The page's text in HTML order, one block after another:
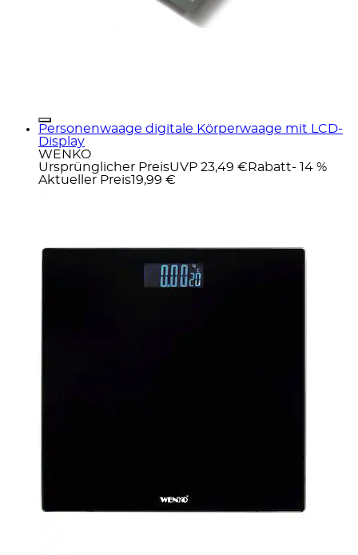
Personenwaage digitale Körperwaage mit LCD-
Display
WENKO
Ursprünglicher PreisUVP 23,49 € Rabatt- 14 %
Aktueller Preis19,99 €